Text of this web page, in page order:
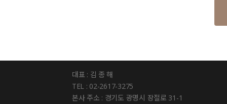
대표 : 김 종 해
TEL : 02-2617-3275
본사 주소 : 경기도 광명시 장절로 31-1